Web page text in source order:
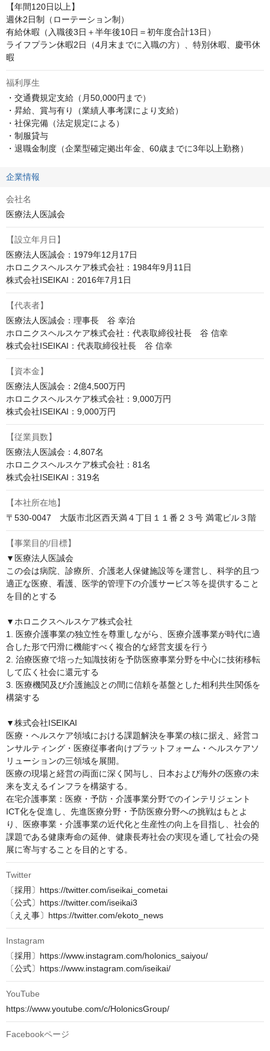
【年間120日以上】
週休2日制（ローテーション制）
有給休暇（入職後3日＋半年後10日＝初年度合計13日）
ライフプラン休暇2日（4月末までに入職の方）、特別休暇、慶弔休
暇
福利厚生
・交通費規定支給（月50,000円まで）
・昇給、賞与有り（業績人事考課により支給）
・社保完備（法定規定による）
・制服貸与
・退職金制度（企業型確定拠出年金、60歳までに3年以上勤務）
企業情報
会社名
医療法人医誠会
【設立年月日】
医療法人医誠会：1979年12月17日
ホロニクスヘルスケア株式会社：1984年9月11日
株式会社ISEIKAI：2016年7月1日
【代表者】
医療法人医誠会：理事長　谷 幸治
ホロニクスヘルスケア株式会社：代表取締役社長　谷 信幸
株式会社ISEIKAI：代表取締役社長　谷 信幸
【資本金】
医療法人医誠会：2億4,500万円
ホロニクスヘルスケア株式会社：9,000万円
株式会社ISEIKAI：9,000万円
【従業員数】
医療法人医誠会：4,807名
ホロニクスヘルスケア株式会社：81名
株式会社ISEIKAI：319名
【本社所在地】
〒530-0047　大阪市北区西天満４丁目１１番２３号 満電ビル３階
【事業目的/目標】
▼医療法人医誠会
この会は病院、診療所、介護老人保健施設等を運営し、科学的且つ
適正な医療、看護、医学的管理下の介護サービス等を提供すること
を目的とする
▼ホロニクスヘルスケア株式会社
1. 医療介護事業の独立性を尊重しながら、医療介護事業が時代に適
合した形で円滑に機能すべく複合的な経営支援を行う
2. 治療医療で培った知識技術を予防医療事業分野を中心に技術移転
して広く社会に還元する
3. 医療機関及び介護施設との間に信頼を基盤とした相利共生関係を
構築する
▼株式会社ISEIKAI
医療・ヘルスケア領域における課題解決を事業の核に据え、経営コ
ンサルティング・医療従事者向けプラットフォーム・ヘルスケアソ
リューションの三領域を展開。
医療の現場と経営の両面に深く関与し、日本および海外の医療の未
来を支えるインフラを構築する。
在宅介護事業：医療・予防・介護事業分野でのインテリジェント
ICT化を促進し、先進医療分野・予防医療分野への挑戦はもとよ
り、医療事業・介護事業の近代化と生産性の向上を目指し、社会的
課題である健康寿命の延伸、健康長寿社会の実現を通して社会の発
展に寄与することを目的とする。
Twitter
〔採用〕https://twitter.com/iseikai_cometai
〔公式〕https://twitter.com/iseikai3
〔ええ事〕https://twitter.com/ekoto_news
Instagram
〔採用〕https://www.instagram.com/holonics_saiyou/
〔公式〕https://www.instagram.com/iseikai/
YouTube
https://www.youtube.com/c/HolonicsGroup/
Facebookページ